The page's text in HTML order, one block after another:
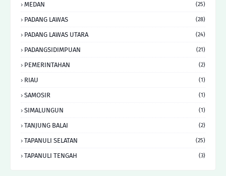
MEDAN (25)
PADANG LAWAS (28)
PADANG LAWAS UTARA (24)
PADANGSIDIMPUAN (21)
PEMERINTAHAN (2)
RIAU (1)
SAMOSIR (1)
SIMALUNGUN (1)
TANJUNG BALAI (2)
TAPANULI SELATAN (25)
TAPANULI TENGAH (3)